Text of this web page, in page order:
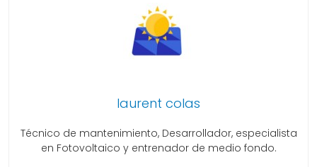
laurent colas
Técnico de mantenimiento, Desarrollador, especialista
en Fotovoltaico y entrenador de medio fondo.